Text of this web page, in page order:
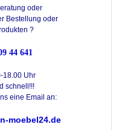
oder
Bestellung oder
?
44 641
18.00 Uhr
schnell!!!
eine Email an:
moebel24.de